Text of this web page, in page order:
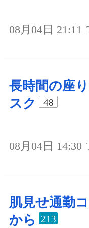
08月04日 21:11
長時間の座
スク
48
08月04日 14:30
肌見せ通勤
から
213